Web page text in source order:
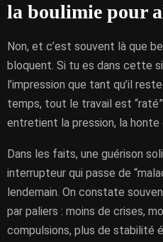
la boulimie pour
Non, et c’est souvent là que
bloquent. Si tu es dans cette
l’impression que tant qu’il
temps, tout le travail est
entretient la pression, la
Dans les faits, une guérison
interrupteur qui passe de
lendemain. On constate
par paliers : moins de crises,
compulsions, plus de stabilité